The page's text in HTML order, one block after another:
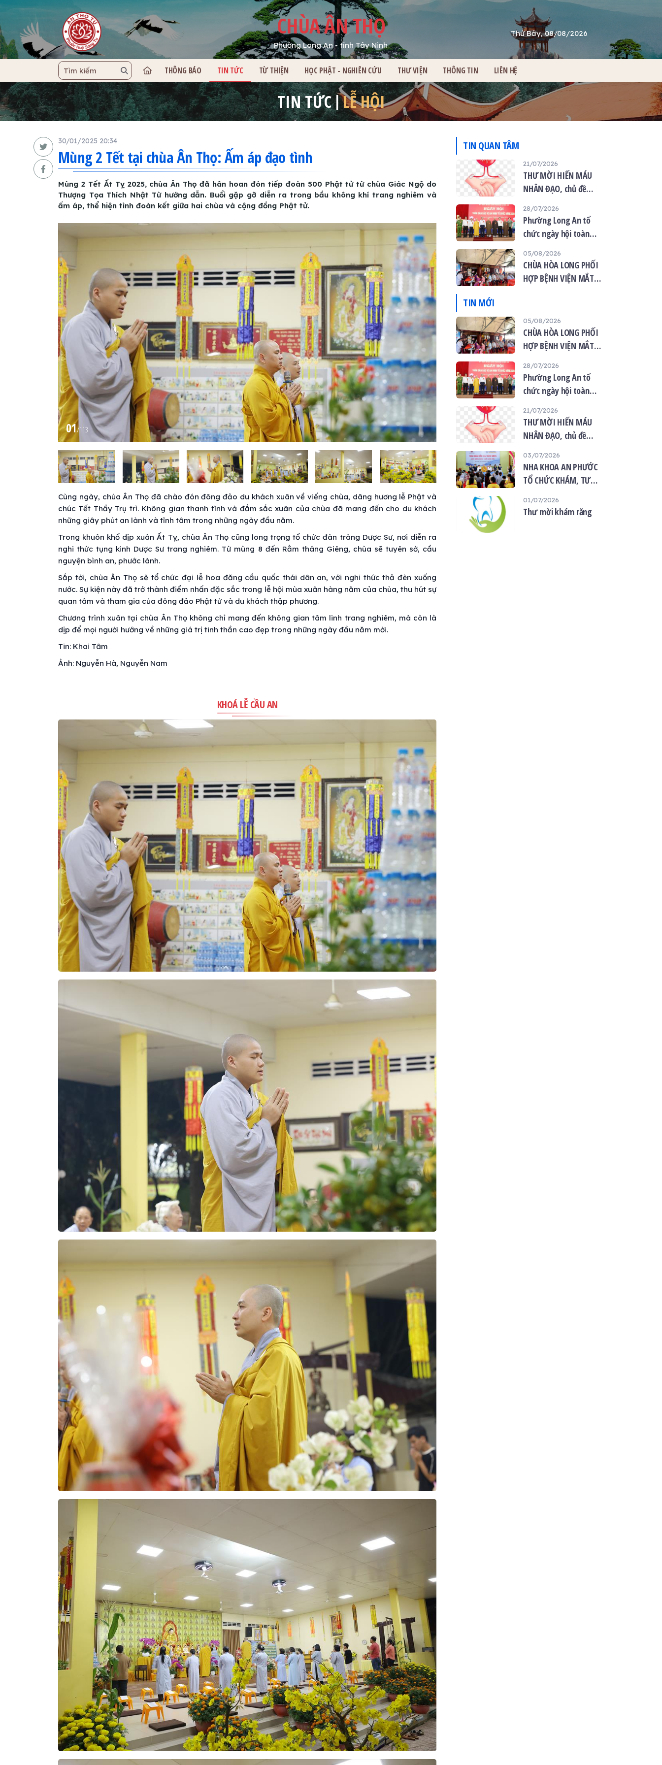
CHÙA ÂN THỌ
Phường Long An - tỉnh Tây Ninh
Thứ Bảy, 08/08/2026
TRANG CHỦ
THÔNG BÁO TIN TỨC TỪ THIỆN HỌC PHẬT - NGHIÊN CỨU THƯ VIỆN THÔNG TIN LIÊN HỆ
TIN TỨC LỄ HỘI
30/01/2025 20:34
Mùng 2 Tết tại chùa Ân Thọ: Ấm áp đạo tình
Mùng 2 Tết Ất Tỵ 2025, chùa Ân Thọ đã hân hoan đón tiếp đoàn 500 Phật tử từ chùa Giác Ngộ do
Thượng Tọa Thích Nhật Từ hướng dẫn. Buổi gặp gỡ diễn ra trong bầu không khí trang nghiêm và
ấm áp, thể hiện tình đoàn kết giữa hai chùa và cộng đồng Phật tử.
01/113
Cùng ngày, chùa Ân Thọ đã chào đón đông đảo du khách xuân về viếng chùa, dâng hương lễ Phật và
chúc Tết Thầy Trụ trì. Không gian thanh tĩnh và đắm sắc xuân của chùa đã mang đến cho du khách
những giây phút an lành và tĩnh tâm trong những ngày đầu năm.
Trong khuôn khổ dịp xuân Ất Tỵ, chùa Ân Thọ cũng long trọng tổ chức đàn tràng Dược Sư, nơi diễn ra
nghi thức tụng kinh Dược Sư trang nghiêm. Từ mùng 8 đến Rằm tháng Giêng, chùa sẽ tuyên sớ, cầu
nguyện bình an, phước lành.
Sắp tới, chùa Ân Thọ sẽ tổ chức đại lễ hoa đăng cầu quốc thái dân an, với nghi thức thả đèn xuống
nước. Sự kiện này đã trở thành điểm nhấn đặc sắc trong lễ hội mùa xuân hàng năm của chùa, thu hút sự
quan tâm và tham gia của đông đảo Phật tử và du khách thập phương.
Chương trình xuân tại chùa Ân Thọ không chỉ mang đến không gian tâm linh trang nghiêm, mà còn là
dịp để mọi người hướng về những giá trị tinh thần cao đẹp trong những ngày đầu năm mới.
Tin: Khai Tâm
Ảnh: Nguyễn Hà, Nguyễn Nam
KHOÁ LỄ CẦU AN
TIN QUAN TÂM
21/07/2026
THƯ MỜI HIẾN MÁU
NHÂN ĐẠO, chủ đề
mùa Vu lan”
28/07/2026
Phường Long An tổ
chức ngày hội toàn
quốc năm 2026
05/08/2026
CHÙA HÒA LONG PHỐI
HỢP BỆNH VIỆN MẮT
NGƯỜI DÂN
TIN MỚI
05/08/2026
CHÙA HÒA LONG PHỐI
HỢP BỆNH VIỆN MẮT
MẮT MIỄN PHÍ CHO 120
NGƯỜI DÂN
28/07/2026
Phường Long An tổ
chức ngày hội toàn
quốc năm 2026
21/07/2026
THƯ MỜI HIẾN MÁU
NHÂN ĐẠO, chủ đề
mùa Vu lan”
03/07/2026
NHA KHOA AN PHƯỚC
TỔ CHỨC KHÁM, TƯ
MIỆNG MIỄN PHÍ TẠI
01/07/2026
Thư mời khám răng